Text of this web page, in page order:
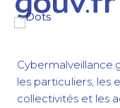
les particuliers, les
collectivités et les